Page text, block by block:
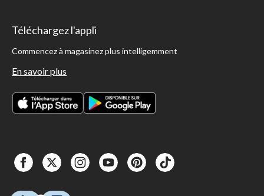
Téléchargez l'appli
Commencez à magasinez plus intelligemment
En savoir plus